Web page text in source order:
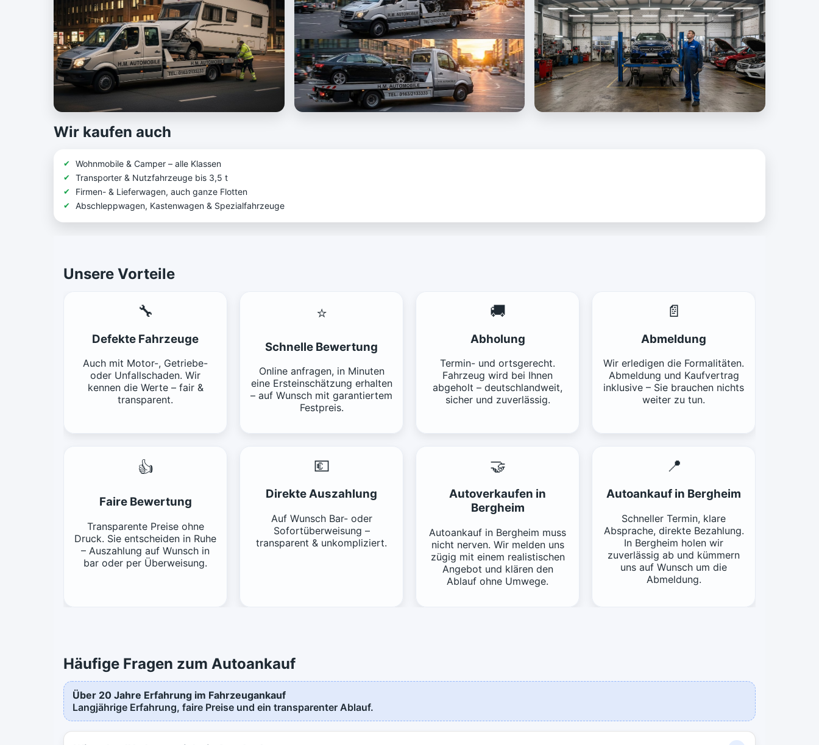
Wir kaufen auch
Wohnmobile & Camper – alle Klassen
Transporter & Nutzfahrzeuge bis 3,5 t
Firmen- & Lieferwagen, auch ganze Flotten
Abschleppwagen, Kastenwagen & Spezialfahrzeuge
Unsere Vorteile
🔧
Defekte Fahrzeuge
Auch mit Motor-, Getriebe-
oder Unfallschaden. Wir
kennen die Werte – fair &
transparent.
⭐
Schnelle Bewertung
Online anfragen, in Minuten
eine Ersteinschätzung erhalten
– auf Wunsch mit garantiertem
Festpreis.
🚚
Abholung
Termin- und ortsgerecht.
Fahrzeug wird bei Ihnen
abgeholt – deutschlandweit,
sicher und zuverlässig.
📄
Abmeldung
Wir erledigen die Formalitäten.
Abmeldung und Kaufvertrag
inklusive – Sie brauchen nichts
weiter zu tun.
👍
Faire Bewertung
Transparente Preise ohne
Druck. Sie entscheiden in Ruhe
– Auszahlung auf Wunsch in
bar oder per Überweisung.
💶
Direkte Auszahlung
Auf Wunsch Bar- oder
Sofortüberweisung –
transparent & unkompliziert.
🤝
Autoverkaufen in
Bergheim
Autoankauf in Bergheim muss
nicht nerven. Wir melden uns
zügig mit einem realistischen
Angebot und klären den
Ablauf ohne Umwege.
📍
Autoankauf in Bergheim
Schneller Termin, klare
Absprache, direkte Bezahlung.
In Bergheim holen wir
zuverlässig ab und kümmern
uns auf Wunsch um die
Abmeldung.
Häufige Fragen zum Autoankauf
Über 20 Jahre Erfahrung im Fahrzeugankauf
Langjährige Erfahrung, faire Preise und ein transparenter Ablauf.